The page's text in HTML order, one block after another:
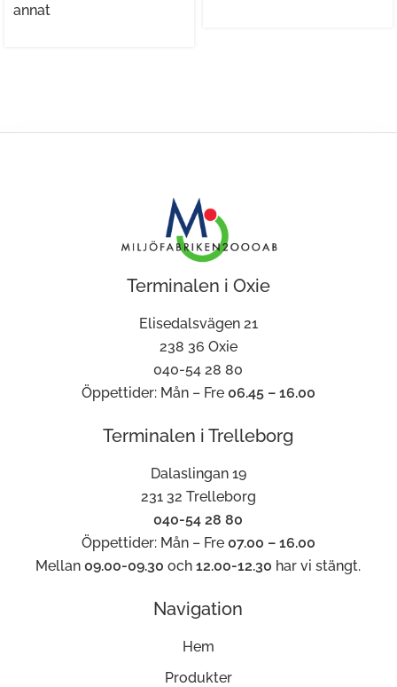
annat
Terminalen i Oxie
Elisedalsvägen 21
238 36 Oxie
040-54 28 80
Öppettider: Mån – Fre 06.45 – 16.00
Terminalen i Trelleborg
Dalaslingan 19
231 32 Trelleborg
040-54 28 80
Öppettider: Mån – Fre 07.00 – 16.00
Mellan09.00-09.30 och12.00-12.30 har vi stängt.
Navigation
Hem
Produkter